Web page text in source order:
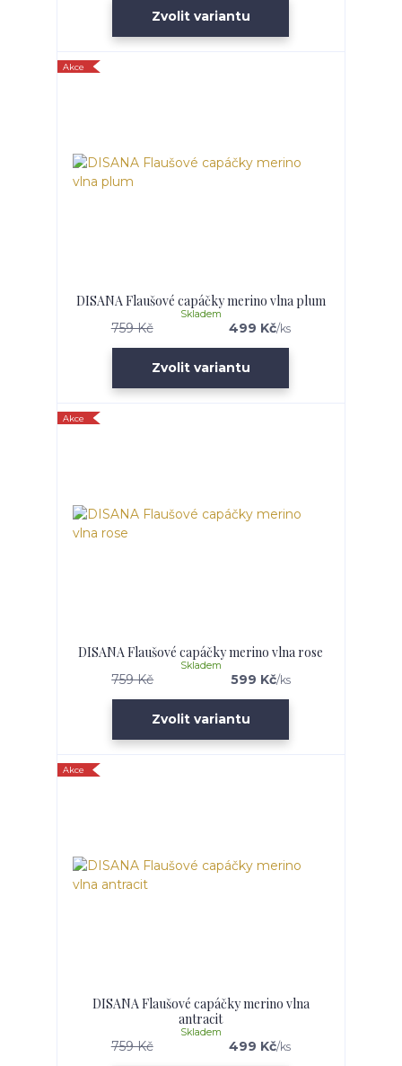
Zvolit variantu
Akce
DISANA Flaušové capáčky merino vlna plum
759 Kč 499 Kč/ks
Skladem
Zvolit variantu
Akce
DISANA Flaušové capáčky merino vlna rose
759 Kč 599 Kč/ks
Skladem
Zvolit variantu
Akce
DISANA Flaušové capáčky merino vlna
antracit
759 Kč 499 Kč/ks
Skladem